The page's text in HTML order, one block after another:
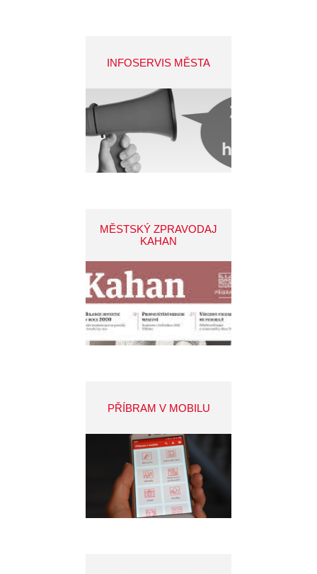
INFOSERVIS MĚSTA
MĚSTSKÝ ZPRAVODAJ
KAHAN
PŘÍBRAM V MOBILU